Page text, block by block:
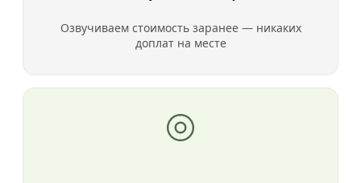
Озвучиваем стоимость заранее — никаких
доплат на месте